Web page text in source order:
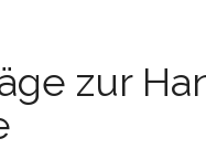
zur